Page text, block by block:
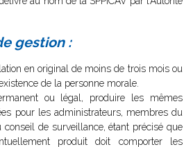
gestion :
en original de moins de trois mois ou
de la personne morale.
ou légal, produire les mêmes
pour les administrateurs, membres du
de surveillance, étant précisé que
produit doit comporter les